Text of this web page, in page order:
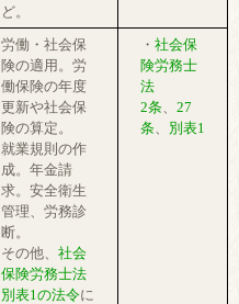
ど。
労働・社会保
険の適用。労
働保険の年度
更新や社会保
険の算定。
就業規則の作
成。年金請
求。安全衛生
管理、労務診
断。
その他、 社会
保険労務士法
別表1の法令に
・ 社会保
険労務士
法
2条
27
条
別表1